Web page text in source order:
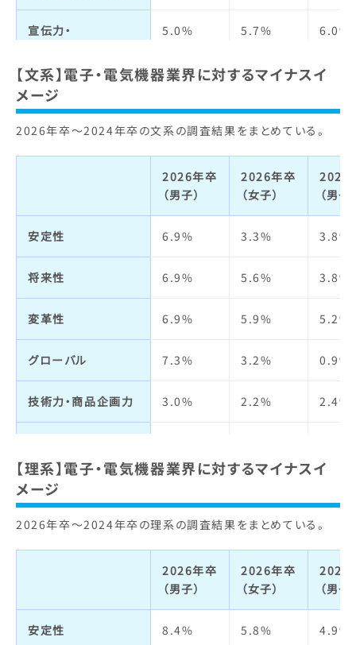
自己成長
明るさ・楽しさ
職場の人間関係 2.9% 0.6% 2.8%
6.0% 4.2%
休日・休暇・
労働時間
4.2% 3.0% 4.7%
女性の活躍 0.3% 1.7% 1.0%
福利厚生制度 3.9% 3.9% 5.2%
定着率 3.1% 2.5% 3.6%
宣伝力・
5.0% 5.7% 6.0%
ビジネスモデル
経営者 3.1% 1.9% 2.1%
2.6% 2.3% 2.9%
社会全体への影響力 1.8% 1.6% 1.2%
人の役に立つ 1.5% 1.1% 1.2%
実力主義・能力主義 4.2% 4.0% 5.4%
仕事の魅力 12.1% 14.2%
自己成長 3.9% 4.1% 4.8%
人材の質
明るさ・楽しさ 10.7% 12.6%
職場の人間関係 4.9% 5.6%
6.9% 7.6% 6.3%
労働時間
【文系】電子・電気機器業界に対するマイナスイ
メージ
2026年卒～2024年卒の文系の調査結果をまとめている。
2026年卒
（男子）
2026年卒
（女子）
2025
（男子
安定性 6.9% 3.3% 3.8%
将来性 6.9% 5.6% 3.8%
変革性 6.9% 5.9% 5.2%
グローバル 7.3% 3.2% 0.9%
技術力・商品企画力 3.0% 2.2% 2.4%
ブランドイメージ
ビジネスモデル 3.9% 2.0% 3.3%
2.6% 2.8% 2.4%
【理系】電子・電気機器業界に対するマイナスイ
メージ
2026年卒～2024年卒の理系の調査結果をまとめている。
2026年卒
（男子）
2026年卒
（女子）
2025
（男子
安定性 8.4% 5.8% 4.9%